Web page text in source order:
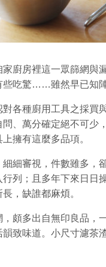
家廚房裡這一眾篩網與
些吃驚……雖然早已知
對各種廚用工具之採買
問、萬分確定絕不可少
擁有這麼多品項。
細細審視，件數雖多，
行列；且多年下來日日
，缺誰都麻煩。
，頗多出自無印良品，
韻致味道。小尺寸濾茶